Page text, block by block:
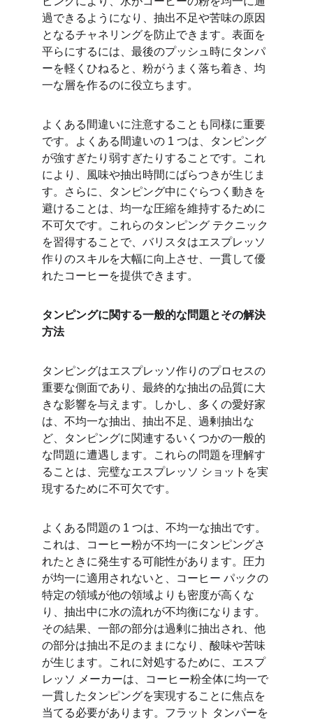
過できるようになり、抽出不足や苦味の原因
となるチャネリングを防止できます。表面を
平らにするには、最後のプッシュ時にタンパ
ーを軽くひねると、粉がうまく落ち着き、均
一な層を作るのに役立ちます。
よくある間違いに注意することも同様に重要
です。よくある間違いの 1 つは、タンピング
が強すぎたり弱すぎたりすることです。これ
により、風味や抽出時間にばらつきが生じま
す。さらに、タンピング中にぐらつく動きを
避けることは、均一な圧縮を維持するために
不可欠です。これらのタンピング テクニック
を習得することで、バリスタはエスプレッソ
作りのスキルを大幅に向上させ、一貫して優
れたコーヒーを提供できます。
タンピングに関する一般的な問題とその解決
方法
タンピングはエスプレッソ作りのプロセスの
重要な側面であり、最終的な抽出の品質に大
きな影響を与えます。しかし、多くの愛好家
は、不均一な抽出、抽出不足、過剰抽出な
ど、タンピングに関連するいくつかの一般的
な問題に遭遇します。これらの問題を理解す
ることは、完璧なエスプレッソ ショットを実
現するために不可欠です。
よくある問題の 1 つは、不均一な抽出です。
これは、コーヒー粉が不均一にタンピングさ
れたときに発生する可能性があります。圧力
が均一に適用されないと、コーヒー パックの
特定の領域が他の領域よりも密度が高くな
り、抽出中に水の流れが不均衡になります。
その結果、一部の部分は過剰に抽出され、他
の部分は抽出不足のままになり、酸味や苦味
が生じます。これに対処するために、エスプ
レッソ メーカーは、コーヒー粉全体に均一で
一貫したタンピングを実現することに焦点を
当てる必要があります。フラット タンパーを